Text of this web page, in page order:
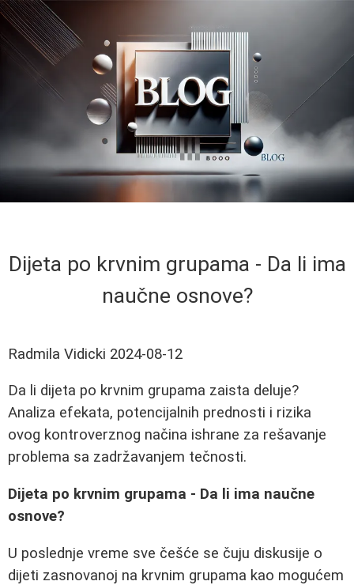
Dijeta po krvnim grupama - Da li ima
naučne osnove?
Radmila Vidicki 2024-08-12
Da li dijeta po krvnim grupama zaista deluje?
Analiza efekata, potencijalnih prednosti i rizika
ovog kontroverznog načina ishrane za rešavanje
problema sa zadržavanjem tečnosti.
Dijeta po krvnim grupama - Da li ima naučne
osnove?
U poslednje vreme sve češće se čuju diskusije o
dijeti zasnovanoj na krvnim grupama kao mogućem